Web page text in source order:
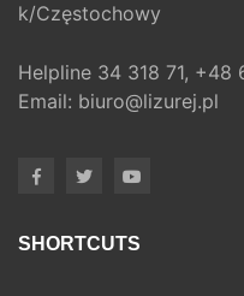
k/Częstochowy
Helpline 34 318 71, +48
Email: biuro@lizurej.pl
SHORTCUTS